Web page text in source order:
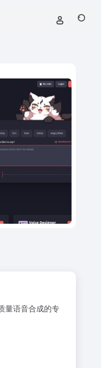
量语音合成的专